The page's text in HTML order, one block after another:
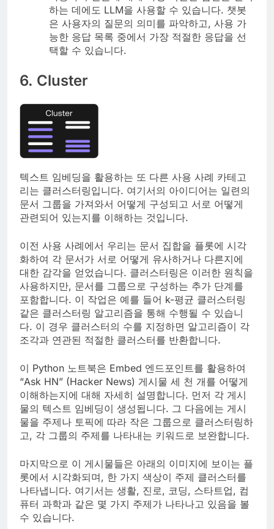
하는 데에도 LLM을 사용할 수 있습니다. 챗봇
은 사용자의 질문의 의미를 파악하고, 사용 가
능한 응답 목록 중에서 가장 적절한 응답을 선
택할 수 있습니다.
6. Cluster
텍스트 임베딩을 활용하는 또 다른 사용 사례 카테고
리는 클러스터링입니다. 여기서의 아이디어는 일련의
문서 그룹을 가져와서 어떻게 구성되고 서로 어떻게
관련되어 있는지를 이해하는 것입니다.
이전 사용 사례에서 우리는 문서 집합을 플롯에 시각
화하여 각 문서가 서로 어떻게 유사하거나 다른지에
대한 감각을 얻었습니다. 클러스터링은 이러한 원칙을
사용하지만, 문서를 그룹으로 구성하는 추가 단계를
포함합니다. 이 작업은 예를 들어 k-평균 클러스터링
같은 클러스터링 알고리즘을 통해 수행될 수 있습니
다. 이 경우 클러스터의 수를 지정하면 알고리즘이 각
조각과 연관된 적절한 클러스터를 반환합니다.
이 Python 노트북은 Embed 엔드포인트를 활용하여
“Ask HN” (Hacker News) 게시물 세 천 개를 어떻게
이해하는지에 대해 자세히 설명합니다. 먼저 각 게시
물의 텍스트 임베딩이 생성됩니다. 그 다음에는 게시
물을 주제나 토픽에 따라 작은 그룹으로 클러스터링하
고, 각 그룹의 주제를 나타내는 키워드로 보완합니다.
마지막으로 이 게시물들은 아래의 이미지에 보이는 플
롯에서 시각화되며, 한 가지 색상이 주제 클러스터를
나타냅니다. 여기서는 생활, 진로, 코딩, 스타트업, 컴
퓨터 과학과 같은 몇 가지 주제가 나타나고 있음을 볼
수 있습니다.